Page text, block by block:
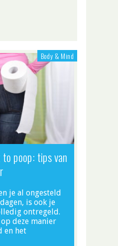
Body & Mind
poop: tips van
je al ongesteld
is ook je
ontregeld.
deze manier
en het